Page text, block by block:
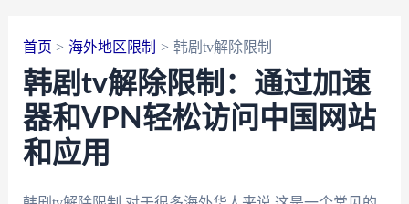
首页 海外地区限制 韩剧tv解除限制
韩剧tv解除限制：通过加速
器和VPN轻松访问中国网站
和应用